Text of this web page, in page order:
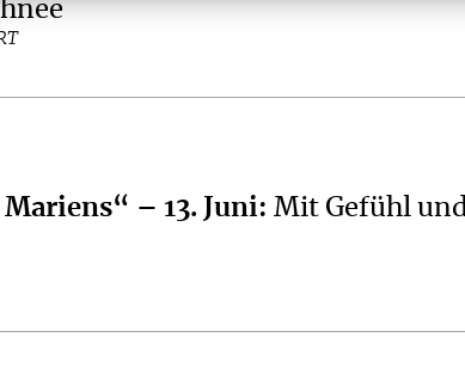
– 13. Juni: Mit Gefühl und